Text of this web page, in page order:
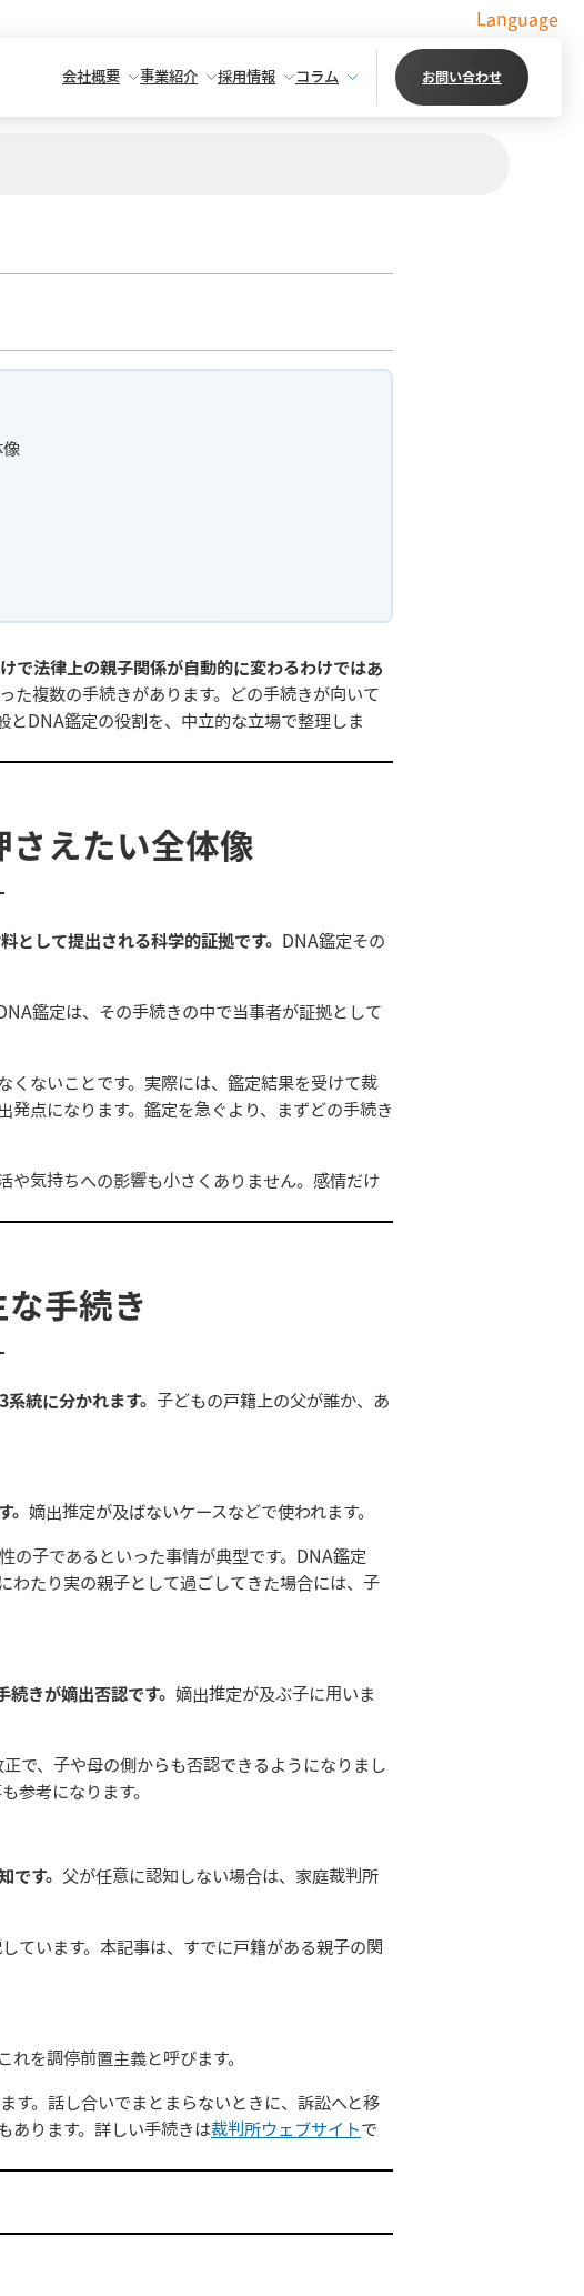
Language
会社概要 事業紹介 採用情報 コラム お問い合わせ
像
で法律上の親子関係が自動的に変わるわけではあ
た複数の手続きがあります。どの手続きが向いて
とDNA鑑定の役割を、中立的な立場で整理しま
さえたい全体像
として提出される科学的証拠です。
DNA鑑定その
鑑定は、その手続きの中で当事者が証拠として
くないことです。実際には、鑑定結果を受けて裁
点になります。鑑定を急ぐより、まずどの手続き
や気持ちへの影響も小さくありません。感情だけ
手続き
統に分かれます。 子どもの戸籍上の父が誰か、あ
。 嫡出推定が及ばないケースなどで使われます。
の子であるといった事情が典型です。DNA鑑定
わたり実の親子として過ごしてきた場合には、子
きが嫡出否認です。 嫡出推定が及ぶ子に用いま
で、子や母の側からも否認できるようになりまし
参考になります。
です。 父が任意に認知しない場合は、家庭裁判所
ています。本記事は、すでに戸籍がある親子の関
これを調停前置主義と呼びます。
す。話し合いでまとまらないときに、訴訟へと移
あります。詳しい手続きは裁判所ウェブサイトで